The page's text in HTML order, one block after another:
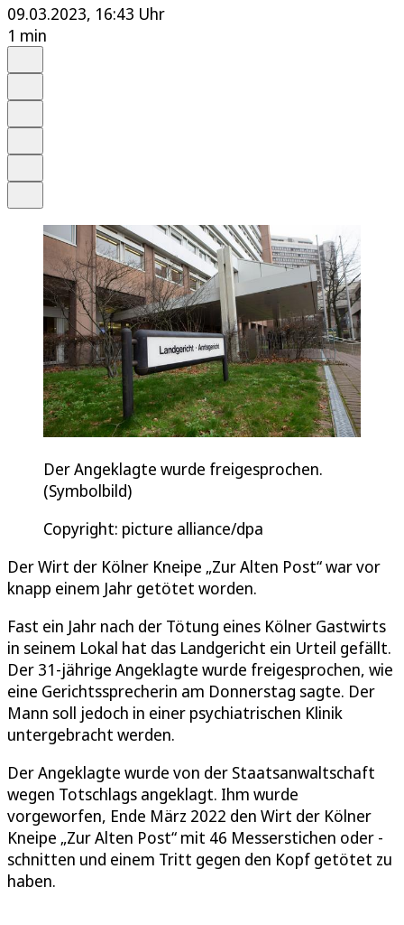
09.03.2023, 16:43 Uhr
1 min
Der Angeklagte wurde freigesprochen.
(Symbolbild)
Copyright: picture alliance/dpa
Der Wirt der Kölner Kneipe „Zur Alten Post“ war vor
knapp einem Jahr getötet worden.
Fast ein Jahr nach der Tötung eines Kölner Gastwirts
in seinem Lokal hat das Landgericht ein Urteil gefällt.
Der 31-jährige Angeklagte wurde freigesprochen, wie
eine Gerichtssprecherin am Donnerstag sagte. Der
Mann soll jedoch in einer psychiatrischen Klinik
untergebracht werden.
Der Angeklagte wurde von der Staatsanwaltschaft
wegen Totschlags angeklagt. Ihm wurde
vorgeworfen, Ende März 2022 den Wirt der Kölner
Kneipe „Zur Alten Post“ mit 46 Messerstichen oder -
schnitten und einem Tritt gegen den Kopf getötet zu
haben.